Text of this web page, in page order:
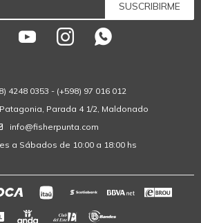
4248 0353 - (+598) 97 016 012
Parada 4 1/2, Maldonado
info@fisherpunta.com
a Sábados de 10:00 a 18:00 hs
SUSCRIBIRME
  